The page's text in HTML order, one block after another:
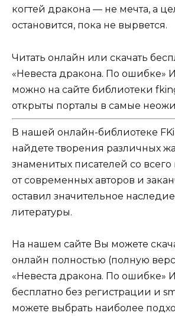
когтей дракона — не мечта, а
остановится, пока не вырвется.
Читать онлайн или скачать
«Невеста дракона. По
можно на сайте библиотеки
открыты порталы в самые
В нашей онлайн-библиотеке
найдете творения различных
знаменитых писателей со
от современных авторов и
оставил значительное
литературы.
На нашем сайте Вы можете
онлайн полностью (полную
«Невеста дракона. По ошибке»
бесплатно без регистрации и
можете выбрать наиболее